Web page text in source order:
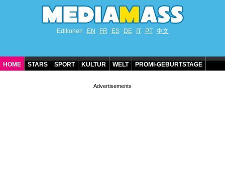
Editionen EN FR ES DE IT PT 中文
HOME STARS SPORT KULTUR WELT PROMI-GEBURTSTAGE